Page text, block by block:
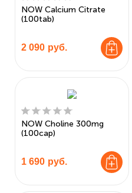
NOW Calcium Citrate
(100tab)
2 090 руб.
NOW Choline 300mg
(100cap)
1 690 руб.